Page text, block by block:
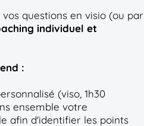
questions en visio (ou par
individuel et
:
(viso, 1h30
ensemble votre
afin d'identifier les points